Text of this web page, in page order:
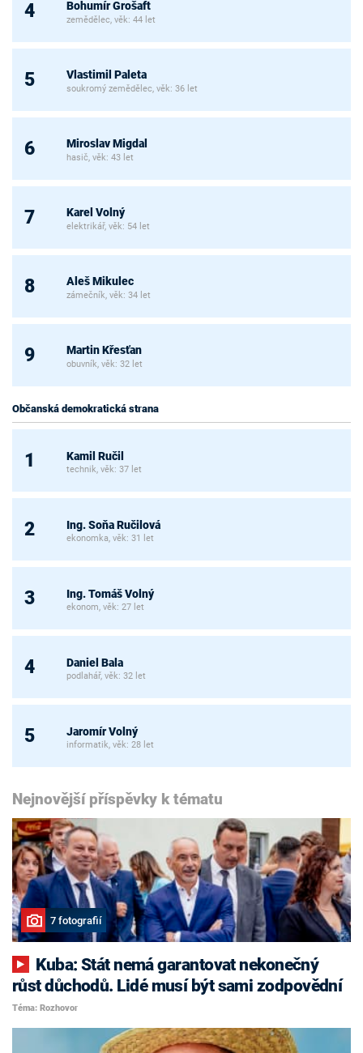
4 Bohumír Grošaft
zemědělec, věk: 44 let
5 Vlastimil Paleta
soukromý zemědělec, věk: 36 let
6 Miroslav Migdal
hasič, věk: 43 let
7 Karel Volný
elektrikář, věk: 54 let
8 Aleš Mikulec
zámečník, věk: 34 let
9 Martin Křesťan
obuvník, věk: 32 let
Občanská demokratická strana
1 Kamil Ručil
technik, věk: 37 let
2 Ing. Soňa Ručilová
ekonomka, věk: 31 let
3 Ing. Tomáš Volný
ekonom, věk: 27 let
4 Daniel Bala
podlahář, věk: 32 let
5 Jaromír Volný
informatik, věk: 28 let
Nejnovější příspěvky k tématu
7 fotografií
růst důchodů. Lidé musí být sami zodpovědní
Téma: Rozhovor